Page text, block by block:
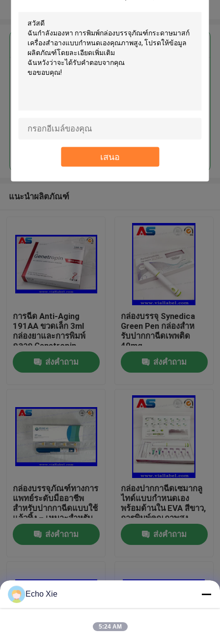
เสนอ
บ้าน
เกี่ยวกับเรา
ทัวร์โรงงาน
ติดต่อเรา
ขอใบเสนอราคา
10ml Vial Boxes
এর সেরা মূল্য পান
চালিয়ে
แนะนำผลิตภัณฑ์
การฉีด Anti-Aging
191AA ขวดเล็ก 3ml
กล่องยาและการพิมพ์
ฉลาก Genetropin
ส่งคำถาม
กล่องบรรจุ Synedica
Green Pen กล่องสําห
รับปากกาฉีดเพพติด
40mg
ส่งคำถาม
กล่องบรรจุภัณฑ์ทางการ
แพทย์ระดับมืออาชีพ
สำหรับปากกาฉีดแบบใช้
แล้วทิ้ง – เหมาะสำหรับ
การลดน้ำหนักและการ
รักษาด้านความงาม
ส่งคำถาม
กล่องปากกาฉีดเซมากลู
ไทด์แบบกำหนดเอง
พร้อมด้านใน EVA สีขาว,
การพิมพ์คุณภาพสูง
กล่องปากกาโฮโลแกรม
เลเซอร์
ส่งคำถาม
Echo Xie
5:24 AM